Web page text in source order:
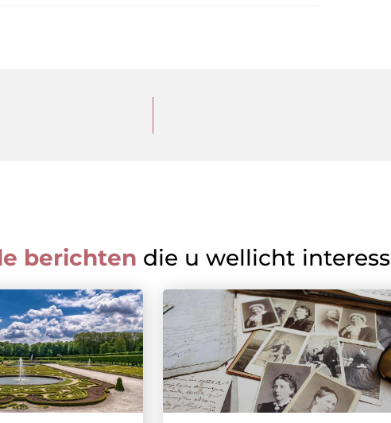
berichten die u wellicht